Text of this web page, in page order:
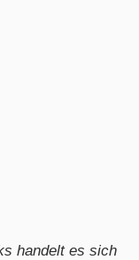
handelt es sich